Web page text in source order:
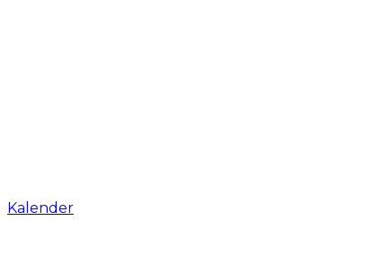
Kalender